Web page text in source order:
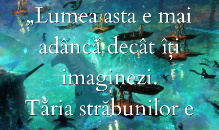
„Lumea asta e mai
adâncă decât îți
imaginezi.
Tăria străbunilor e